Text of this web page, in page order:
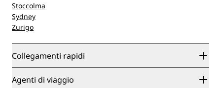
Stoccolma
Sydney
Zurigo
Collegamenti rapidi
Radisson Rewards
Agenti di viaggio